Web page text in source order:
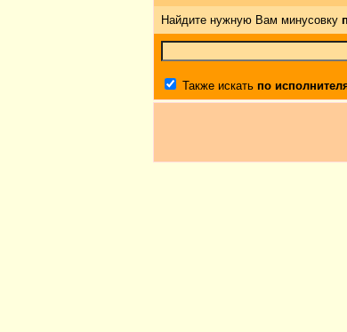
Найдите нужную Вам минусовку
Также искать по